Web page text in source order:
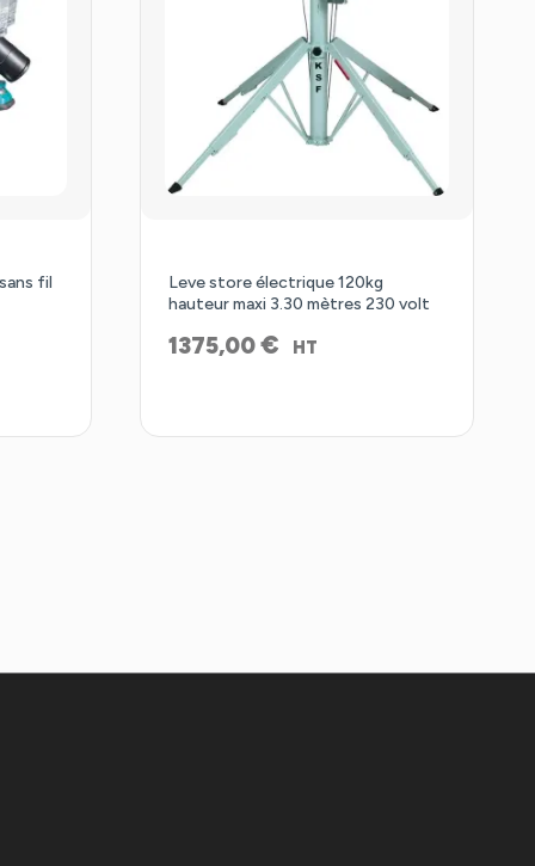
fil
Leve store électrique 120kg
hauteur maxi 3.30 mètres 230 volt
1375,00€ HT